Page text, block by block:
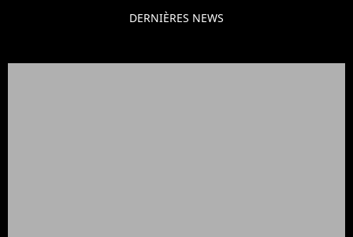
DERNIÈRES NEWS